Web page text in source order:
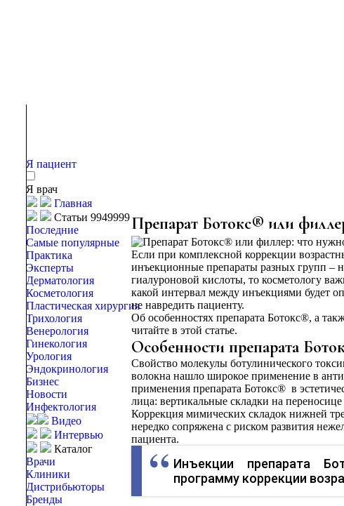
Я пациент
Я врач
Главная
Статьи 9949999
Последние
Самые популярные
Практика
Эксперты
Дерматология
Косметология
Пластическая хирургия
Трихология
Венерология
Гинекология
Урология
Эндокринология
Бизнес
Новости
Инфектология
Видео
Интервью
Каталог
Врачи
Клиники
Дистрибьюторы
Бренды
Препарат Ботокс® или
Если при комплексной коррекции
инъекционные препараты разных групп –
гиалуроновой кислоты, то косметологу
какой интервал между инъекциями будет
не навредить пациенту.
Об особенностях препарата Ботокс®, а
читайте в этой статье.
Особенности препарата
Свойство молекулы ботулинического
волокна нашло широкое применение в
применения препарата Ботокс® в
лица: вертикальные складки на
Коррекция мимических складок нижней
нередко сопряжена с риском развития
пациента.
Инъекции препарата
программу коррекции